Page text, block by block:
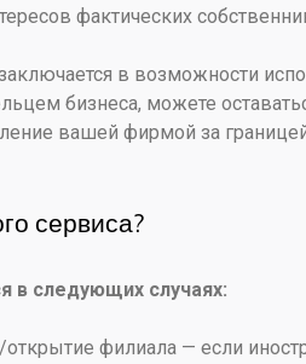
фактических
в возможности
бизнеса, можете
вашей фирмой за
сервиса?
в следующих случаях:
филиала — если